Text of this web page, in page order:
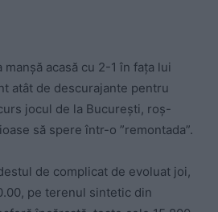
acasă cu 2-1 în fața lui
atât de descurajante pentru
jocul de la București, roș-
să spere într-o ”remontada”.
de complicat de evoluat joi,
pe terenul sintetic din